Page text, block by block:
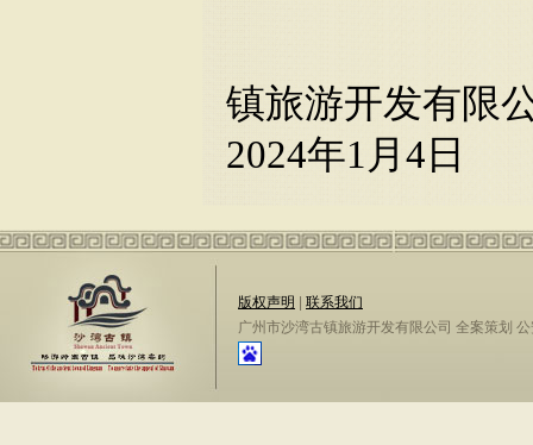
镇旅游开发有限
2024年1 月 4 日
版权声明
联系我们
广州市沙湾古镇旅游开发有限公司 全案策划